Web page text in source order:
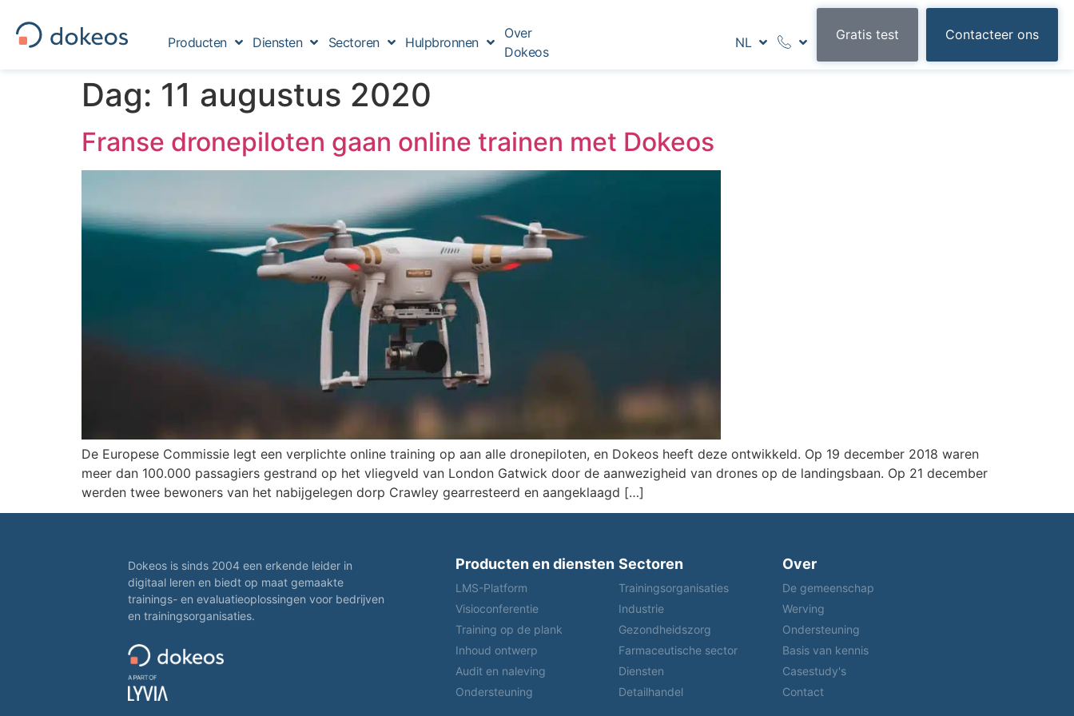
Producten Diensten Sectoren Hulpbronnen
Over
Dokeos
NL Gratis test Contacteer ons
Dag: 11 augustus 2020
Franse dronepiloten gaan online trainen met Dokeos
De Europese Commissie legt een verplichte online training op aan alle dronepiloten, en Dokeos heeft deze ontwikkeld. Op 19 december 2018 waren
meer dan 100.000 passagiers gestrand op het vliegveld van London Gatwick door de aanwezigheid van drones op de landingsbaan. Op 21 december
werden twee bewoners van het nabijgelegen dorp Crawley gearresteerd en aangeklaagd […]
Dokeos is sinds 2004 een erkende leider in
digitaal leren en biedt op maat gemaakte
trainings- en evaluatieoplossingen voor bedrijven
en trainingsorganisaties.
Producten en diensten
LMS-Platform
Visioconferentie
Training op de plank
Inhoud ontwerp
Audit en naleving
Ondersteuning
Sectoren
Trainingsorganisaties
Industrie
Gezondheidszorg
Farmaceutische sector
Diensten
Detailhandel
Over
De gemeenschap
Werving
Ondersteuning
Basis van kennis
Casestudy's
Contact